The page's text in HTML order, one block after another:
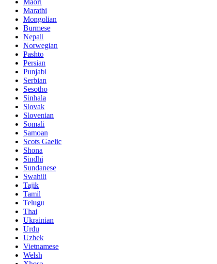
Marathi
Mongolian
Burmese
Nepali
Norwegian
Pashto
Persian
Punjabi
Serbian
Sesotho
Sinhala
Slovak
Slovenian
Somali
Samoan
Scots Gaelic
Shona
Sindhi
Sundanese
Swahili
Tajik
Tamil
Telugu
Thai
Ukrainian
Urdu
Uzbek
Vietnamese
Welsh